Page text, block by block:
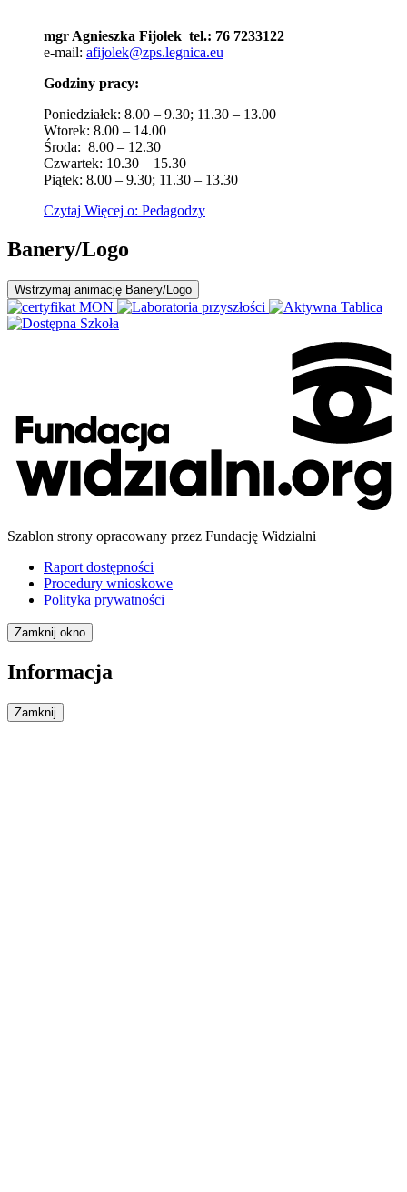
mgr Agnieszka Fijołek tel.: 76 7233122
e-mail: afijolek@zps.legnica.eu
Godziny pracy:
Poniedziałek: 8.00 – 9.30; 11.30 – 13.00
Wtorek: 8.00 – 14.00
Środa: 8.00 – 12.30
Czwartek: 10.30 – 15.30
Piątek: 8.00 – 9.30; 11.30 – 13.30
Czytaj Więcej o: Pedagodzy
Banery/Logo
Wstrzymaj animację Banery/Logo
Szablon strony opracowany przez Fundację Widzialni
Raport dostępności
Procedury wnioskowe
Polityka prywatności
Zamknij okno
Informacja
Zamknij